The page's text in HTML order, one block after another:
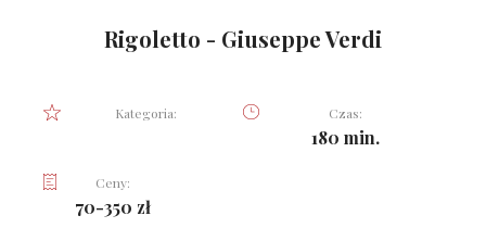
Rigoletto - Giuseppe Verdi
Kategoria: Czas:
180 min.
Ceny:
70-350 zł